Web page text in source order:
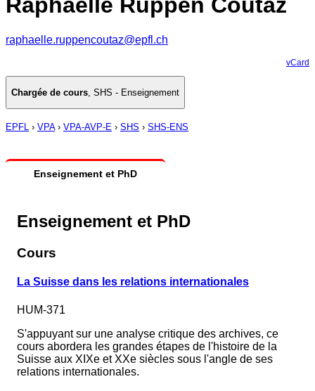
Raphaëlle Ruppen Coutaz
raphaelle.ruppencoutaz@epfl.ch
vCard
Chargée de cours, SHS - Enseignement
EPFL › VPA› VPA-AVP-E › SHS › SHS-ENS
Enseignement et PhD
Enseignement et PhD
Cours
La Suisse dans les relations internationales
HUM-371
S'appuyant sur une analyse critique des archives, ce
cours abordera les grandes étapes de l'histoire de la
Suisse aux XIXe et XXe siècles sous l'angle de ses
relations internationales.